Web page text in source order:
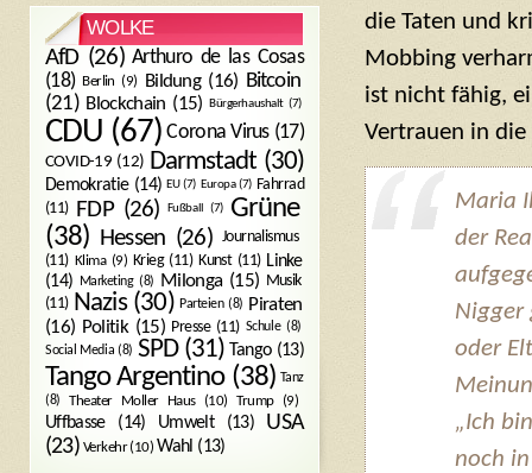
die Taten und
Mobbing
ist nicht fähig,
Vertrauen in
Maria
der
Nigger
oder
„Ich
noch
WOLKE
AfD(26) Arthuro de las Cosas
(18) Berlin (9) Bildung(16) Bitcoin
(21) Blockchain (15) Bürgerhaushalt (7)
CDU (67) Corona Virus(17)
COVID-19 (12) Darmstadt (30)
Demokratie(14) EU(7) Europa(7) Fahrrad
(11)
FDP(26) Fußball (7)
Grüne
(38) Hessen (26) Journalismus
(11) Klima(9) Krieg(11) Kunst(11) Linke
(14) Marketing(8) Milonga(15) Musik
(11) Nazis(30) Parteien(8) Piraten
(16) Politik(15) Presse(11) Schule(8)
Social Media (8) SPD(31) Tango(13)
Tango Argentino(38) Tanz
(8)
Theater Moller Haus(10) Trump(9)
Uffbasse(14) Umwelt(13)
USA
(23) Verkehr(10) Wahl (13)